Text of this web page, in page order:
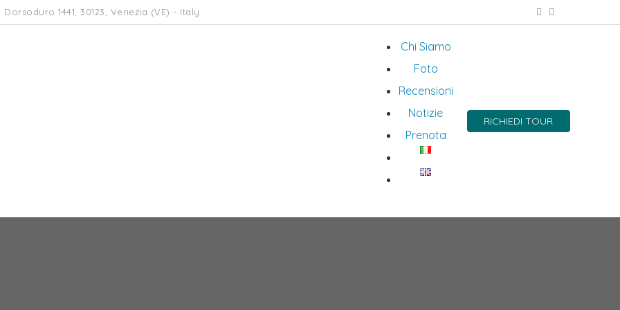
Dorsoduro 1441, 30123, Venezia (VE) - Italy
Chi Siamo
Foto
Recensioni
Notizie
Prenota
RICHIEDI TOUR